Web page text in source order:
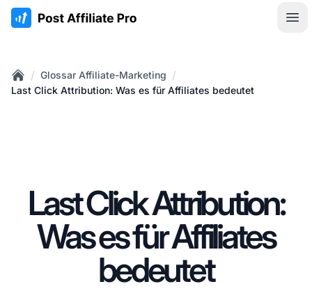
:site.title
Home
/ Glossar Affiliate-Marketing /
Last Click Attribution: Was es für Affiliates bedeutet
Last Click Attribution:
Was es für Affiliates
bedeutet